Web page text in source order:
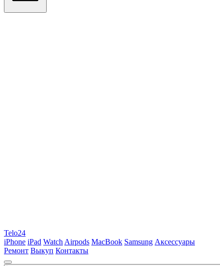
Telo24
iPhone iPad Watch Airpods MacBook Samsung Аксессуары
Ремонт Выкуп Контакты